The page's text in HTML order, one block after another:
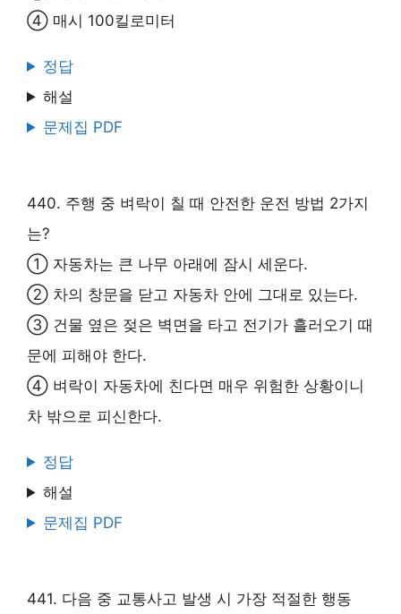
④ 매시 100킬로미터
정답
해설
문제집 PDF
440. 주행 중 벼락이 칠 때 안전한 운전 방법 2가지
는?
① 자동차는 큰 나무 아래에 잠시 세운다.
② 차의 창문을 닫고 자동차 안에 그대로 있는다.
③ 건물 옆은 젖은 벽면을 타고 전기가 흘러오기 때
문에 피해야 한다.
④ 벼락이 자동차에 친다면 매우 위험한 상황이니
차 밖으로 피신한다.
정답
해설
문제집 PDF
441. 다음 중 교통사고 발생 시 가장 적절한 행동